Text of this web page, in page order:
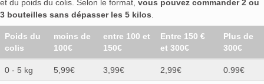
et du poids du colis. Selon le format, vous pouvez commander 2 ou
3 bouteilles sans dépasser les 5 kilos
Poids du
colis
moins de
100€
entre 100 et
150€
Entre 150 €
et 300€
Plus de
300€
0 - 5 kg 5,99€ 3,99€ 2,99€ 0.99€